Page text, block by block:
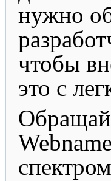
нужно
чтобы
это с